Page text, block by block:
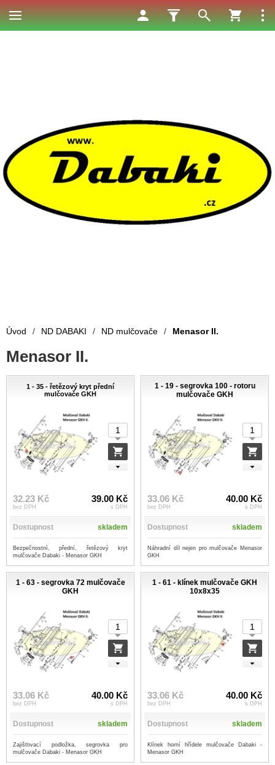
Úvod / ND DABAKI / ND mulčovače / Menasor II.
Menasor II.
1 - 35 - řetězový kryt přední
mulčovače GKH
32.23 Kč
bez DPH
39.00 Kč
s DPH
Dostupnost skladem
Bezpečnostní, přední, řetězový kryt
mulčovače Dabaki - Menasor GKH
1 - 19 - segrovka 100 - rotoru
mulčovače GKH
33.06 Kč
bez DPH
40.00 Kč
s DPH
Dostupnost skladem
Náhradní díl nejen pro mulčovače Menasor
GKH
1 - 63 - segrovka 72 mulčovače
GKH
33.06 Kč
bez DPH
40.00 Kč
s DPH
Dostupnost skladem
Zajišťovací podložka, segrovka pro
mulčovače Dabaki - Menasor GKH
1 - 61 - klínek mulčovače GKH
10x8x35
33.06 Kč
bez DPH
40.00 Kč
s DPH
Dostupnost skladem
Klínek horní hřídele mulčovače Dabaki -
Menasor GKH